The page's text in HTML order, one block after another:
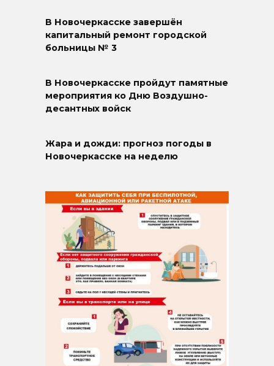
В Новочеркасске завершён
капитальный ремонт городской
больницы № 3
В Новочеркасске пройдут памятные
мероприятия ко Дню Воздушно-
десантных войск
Жара и дожди: прогноз погоды в
Новочеркасске на неделю